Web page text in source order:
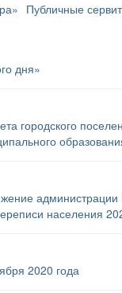
Публичные
дня»
городского
населения
2020 года